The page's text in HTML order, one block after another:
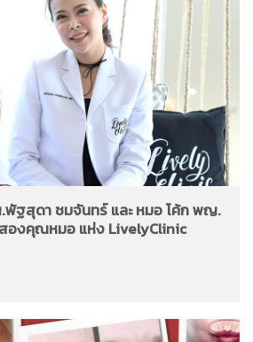
พัฐสุดา ชมจันทร์ และ หมอ โค้ก พญ.
งคุณหมอ แห่ง LivelyClinic